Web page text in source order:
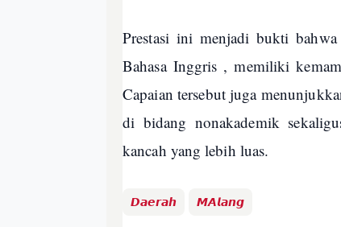
Prestasi ini menjadi bukti
Bahasa Inggris , memiliki
Capaian tersebut juga
di bidang nonakademik
kancah yang lebih luas.
𝘿𝙖𝙚𝙧𝙖𝙝 𝙈𝘼𝙡𝙖𝙣𝙜